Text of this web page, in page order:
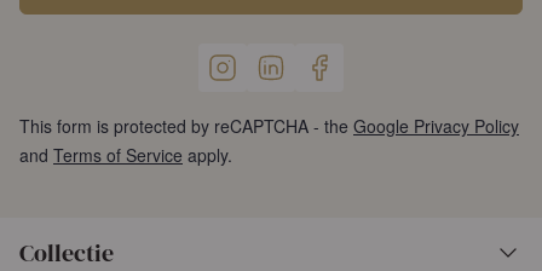
This form is protected by reCAPTCHA - the Google Privacy Policy
and Terms of Service apply.
Collectie